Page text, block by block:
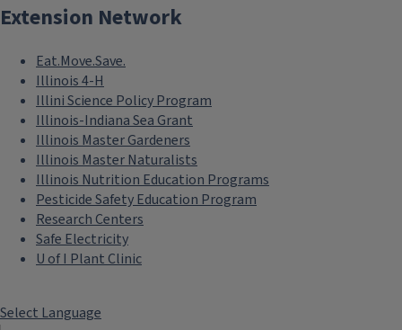
Extension Network
Eat.Move.Save.
Illinois 4-H
Illini Science Policy Program
Illinois-Indiana Sea Grant
Illinois Master Gardeners
Illinois Master Naturalists
Illinois Nutrition Education Programs
Pesticide Safety Education Program
Research Centers
Safe Electricity
U of I Plant Clinic
Select Language